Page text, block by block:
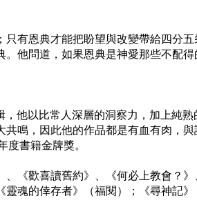
有恩典才能把盼望與改變帶給四分
他問道，如果恩典是神愛那些不配
他以比常人深層的洞察力，加上純
鳴，因此他的作品都是有血有肉，
度書籍金牌獎。
《歡喜讀舊約》、《何必上教會？
魂的倖存者》（福閱）；《尋神記》